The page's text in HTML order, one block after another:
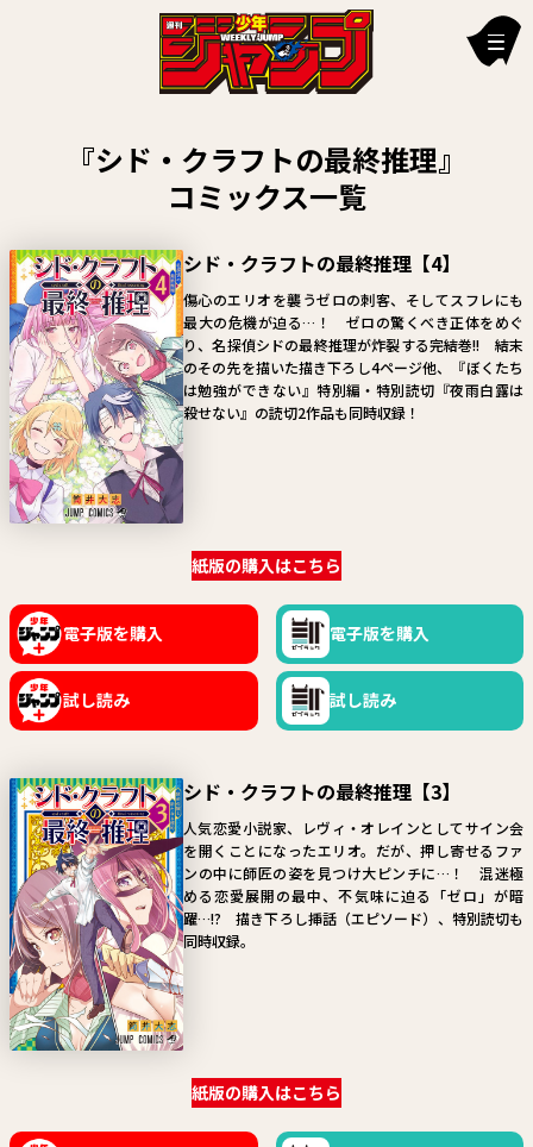
編集部からのお知らせ
連載作品
雑誌
定期購読
イチオシ情報
漫画賞
関連リンク
『シド・クラフトの最終推理』
コミックス一覧
シド・クラフトの最終推理【4】
傷心のエリオを襲うゼロの刺客、そしてスフレにも
最大の危機が迫る…！ ゼロの驚くべき正体をめぐ
り、名探偵シドの最終推理が炸裂する完結巻!! 結末
のその先を描いた描き下ろし4ページ他、『ぼくたち
は勉強ができない』特別編・特別読切『夜雨白露は
殺せない』の読切2作品も同時収録！
紙版の購入はこちら
電子版を購入 電子版を購入
試し読み 試し読み
シド・クラフトの最終推理【3】
人気恋愛小説家、レヴィ・オレインとしてサイン会
を開くことになったエリオ。だが、押し寄せるファ
ンの中に師匠の姿を見つけ大ピンチに…！ 混迷極
める恋愛展開の最中、不気味に迫る「ゼロ」が暗
躍…!? 描き下ろし挿話（エピソード）、特別読切も
同時収録。
紙版の購入はこちら